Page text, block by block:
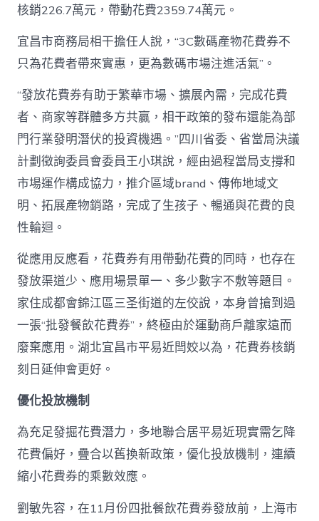
核銷226.7萬元，帶動花費2359.74萬元。
宜昌市商務局相干擔任人說，“3C數碼產物花費券不
只為花費者帶來實惠，更為數碼市場注進活氣”。
“發放花費券有助于繁華市場、擴展內需，完成花費
者、商家等群體多方共贏，相干政策的發布還能為部
門行業發明潛伏的投資機遇。”四川省委、省當局決議
計劃徵詢委員會委員王小琪說，經由過程當局支撐和
市場運作構成協力，推介區域brand、傳佈地域文
明、拓展產物銷路，完成了生孩子、暢通與花費的良
性輪迴。
從應用反應看，花費券有用帶動花費的同時，也存在
發放渠道少、應用場景單一、多少數字不敷等題目。
家住成都會錦江區三圣街道的左佼說，本身曾搶到過
一張“批發餐飲花費券”，終極由於運動商戶離家遠而
廢棄應用。湖北宜昌市平易近閆姣以為，花費券核銷
刻日延伸會更好。
優化投放機制
為充足發掘花費潛力，多地聯合居平易近現實需乞降
花費偏好，疊合以舊換新政策，優化投放機制，連續
縮小花費券的乘數效應。
劉敏先容，在11月份四批餐飲花費券發放前，上海市